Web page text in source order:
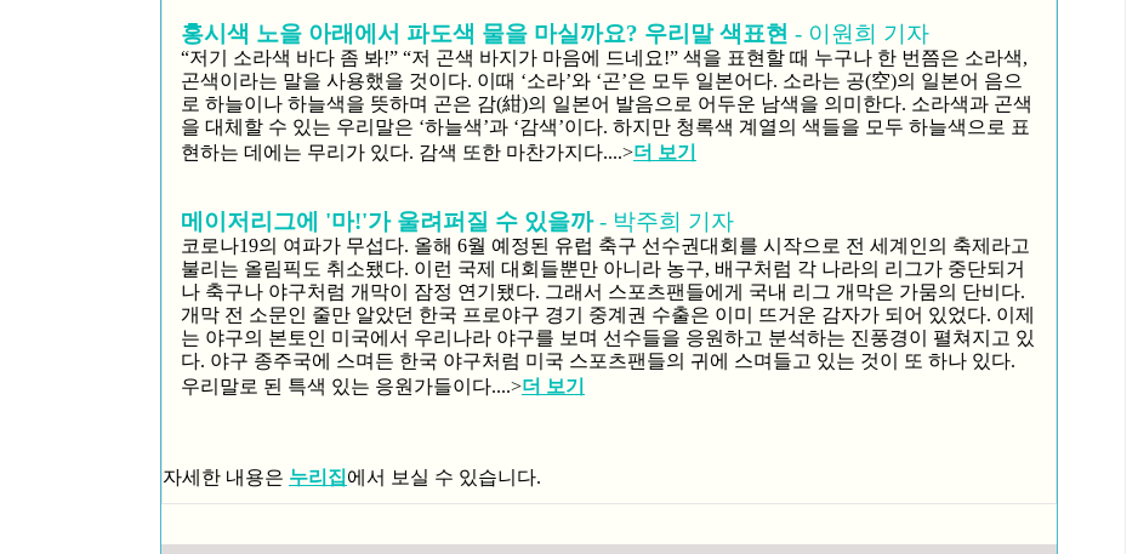
홍시색 노을 아래에서 파도색 물을 마실까요? 우리말 색표현 - 이원희 기자
“저기 소라색 바다 좀 봐!” “저 곤색 바지가 마음에 드네요!” 색을 표현할 때 누구나 한 번쯤은 소라색,
곤색이라는 말을 사용했을 것이다. 이때 ‘소라’와 ‘곤’은 모두 일본어다. 소라는 공(空)의 일본어 음으
로 하늘이나 하늘색을 뜻하며 곤은 감(紺)의 일본어 발음으로 어두운 남색을 의미한다. 소라색과 곤색
을 대체할 수 있는 우리말은 ‘하늘색’과 ‘감색’이다. 하지만 청록색 계열의 색들을 모두 하늘색으로 표
현하는 데에는 무리가 있다. 감색 또한 마찬가지다....>더 보기
메이저리그에 '마!'가 울려퍼질 수 있을까- 박주희 기자
코로나19의 여파가 무섭다. 올해 6월 예정된 유럽 축구 선수권대회를 시작으로 전 세계인의 축제라고
불리는 올림픽도 취소됐다. 이런 국제 대회들뿐만 아니라 농구, 배구처럼 각 나라의 리그가 중단되거
나 축구나 야구처럼 개막이 잠정 연기됐다. 그래서 스포츠팬들에게 국내 리그 개막은 가뭄의 단비다.
개막 전 소문인 줄만 알았던 한국 프로야구 경기 중계권 수출은 이미 뜨거운 감자가 되어 있었다. 이제
는 야구의 본토인 미국에서 우리나라 야구를 보며 선수들을 응원하고 분석하는 진풍경이 펼쳐지고 있
다. 야구 종주국에 스며든 한국 야구처럼 미국 스포츠팬들의 귀에 스며들고 있는 것이 또 하나 있다.
우리말로 된 특색 있는 응원가들이다....>더 보기
자세한 내용은 누리집에서 보실 수 있습니다.